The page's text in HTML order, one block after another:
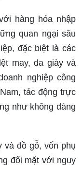
hàng hóa nhập
quan ngại sâu
đặc biệt là các
may, da giày và
nghiệp công
tác động trực
như không đáng
và đồ gỗ, vốn phụ
đối mặt với nguy